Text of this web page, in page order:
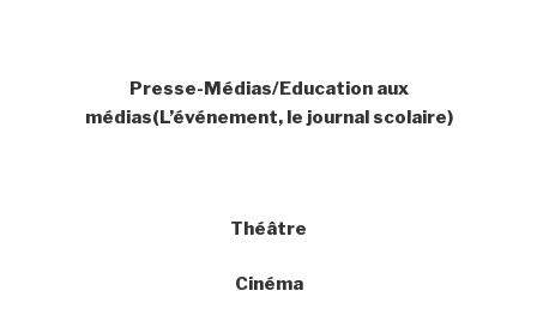
Presse-Médias/Education aux
médias(L’événement, le journal scolaire)
Théâtre
Cinéma